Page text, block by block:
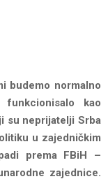
budemo normalno
kao
su neprijatelji Srba
u zajedničkim
prema FBiH –
zajednice.